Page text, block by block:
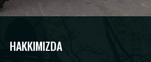
HAKKIMIZDA